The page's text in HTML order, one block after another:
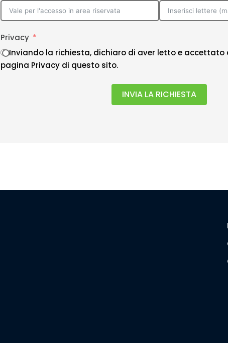
Privacy
Inviando la richiesta, dichiaro di aver letto e
pagina Privacy di questo sito.
INVIA LA RICHIESTA